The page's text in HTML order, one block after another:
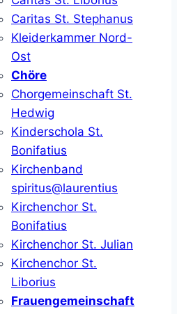
Caritas St. Stephanus
Kleiderkammer Nord-
Ost
Chöre
Chorgemeinschaft St.
Hedwig
Kinderschola St.
Bonifatius
Kirchenband
spiritus@laurentius
Kirchenchor St.
Bonifatius
Kirchenchor St. Julian
Kirchenchor St.
Liborius
Frauengemeinschaft